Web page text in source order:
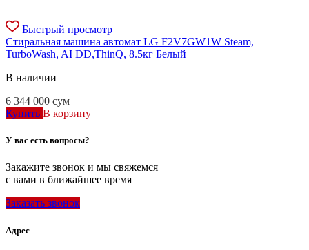
Быстрый просмотр
Стиральная машина автомат LG F2V7GW1W Steam,
TurboWash, AI DD,ThinQ, 8.5кг Белый
В наличии
6 344 000 сум
Купить В корзину
У вас есть вопросы?
Закажите звонок и мы свяжемся
с вами в ближайшее время
Заказать звонок
Адрес